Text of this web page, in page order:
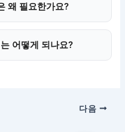
왜 필요한가요?
어떻게 되나요?
다음